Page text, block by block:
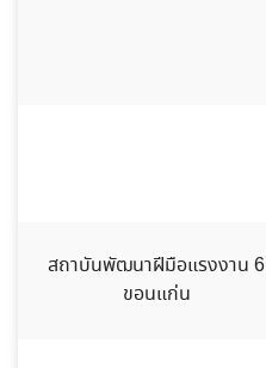
สถาบันพัฒนาฝีมือแรงงาน 6
ขอนแก่น